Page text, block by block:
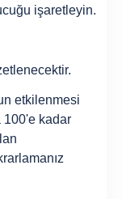
işaretleyin.
etkilenmesi
100'e kadar